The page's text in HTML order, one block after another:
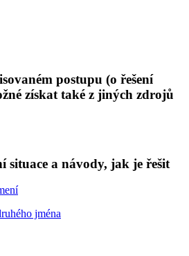
postupu (o řešení
získat také z jiných zdrojů
situace a návody, jak je řešit
jména